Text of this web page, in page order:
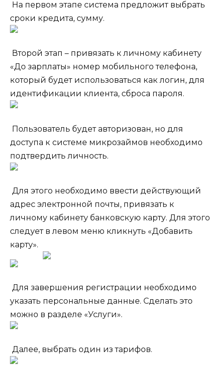
На первом этапе система предложит выбрать
сроки кредита, сумму.
Второй этап – привязать к личному кабинету
«До зарплаты» номер мобильного телефона,
который будет использоваться как логин, для
идентификации клиента, сброса пароля.
Пользователь будет авторизован, но для
доступа к системе микрозаймов необходимо
подтвердить личность.
Для этого необходимо ввести действующий
адрес электронной почты, привязать к
личному кабинету банковскую карту. Для этого
следует в левом меню кликнуть «Добавить
карту».
Для завершения регистрации необходимо
указать персональные данные. Сделать это
можно в разделе «Услуги».
Далее, выбрать один из тарифов.